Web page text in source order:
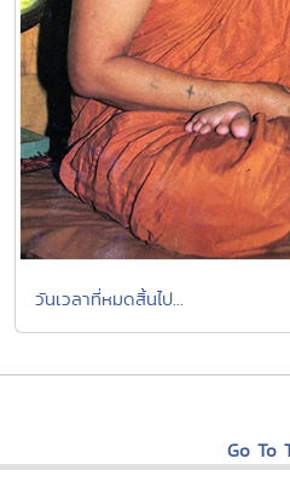
วันเวลาที่หมดสิ้นไป...
Go To